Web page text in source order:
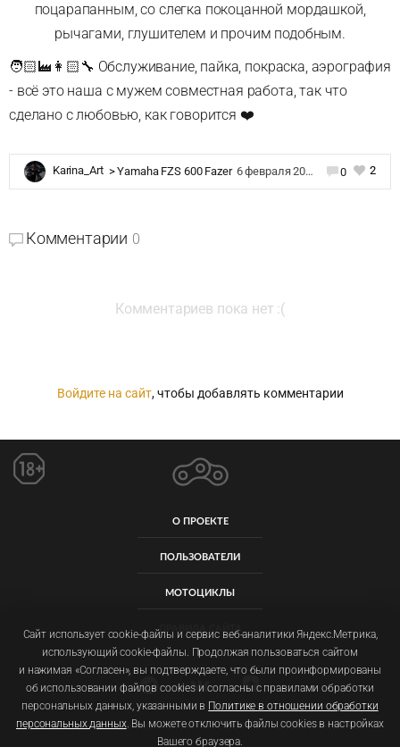
поцарапанным, со слегка покоцанной мордашкой,
рычагами, глушителем и прочим подобным.
🧑🏻‍🏭👩🏻‍🔧 Обслуживание, пайка, покраска, аэрография
- всё это наша с мужем совместная работа, так что
сделано с любовью, как говорится ❤️
Karina_Art >Yamaha FZS 600 Fazer 6 февраля 2023 в 19:03 0 2
Комментарии 0
Комментариев пока нет :(
Войдите на сайт, чтобы добавлять комментарии
О ПРОЕКТЕ
ПОЛЬЗОВАТЕЛИ
МОТОЦИКЛЫ
ПРАВИЛА САЙТА
Пользовательское соглашениеПолитика обработки персональных данных
Сайт использует cookie-файлы и сервис веб-аналитики Яндекс.Метрика,
использующий cookie-файлы. Продолжая пользоваться сайтом
и нажимая «Согласен», вы подтверждаете, что были проинформированы
об использовании файлов cookies и согласны с правилами обработки
персональных данных, указанными в Политике в отношении обработки
персональных данных. Вы можете отключить файлы cookies в настройках
Вашего браузера.